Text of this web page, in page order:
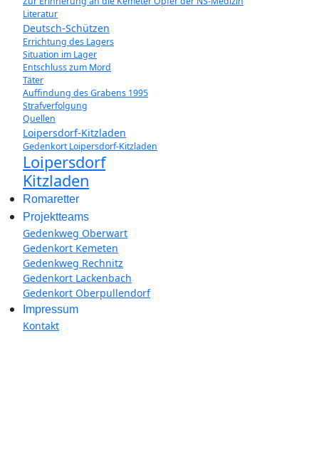
Literatur
Deutsch-Schützen
Errichtung des Lagers
Situation im Lager
Entschluss zum Mord
Täter
Auffindung des Grabens 1995
Strafverfolgung
Quellen
Loipersdorf-Kitzladen
Gedenkort Loipersdorf-Kitzladen
Loipersdorf
Kitzladen
Romaretter
Projektteams
Gedenkweg Oberwart
Gedenkort Kemeten
Gedenkweg Rechnitz
Gedenkort Lackenbach
Gedenkort Oberpullendorf
Impressum
Kontakt